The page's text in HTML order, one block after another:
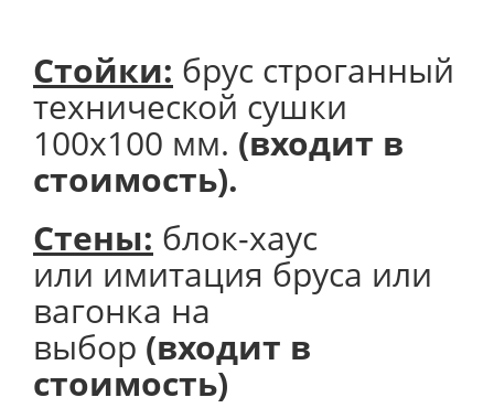
Стойки: брус строганный
технической сушки
100х100 мм. (входит в
стоимость).
Стены: блок-хаус
или имитация бруса или
вагонка на
выбор (входит в
стоимость)